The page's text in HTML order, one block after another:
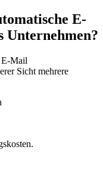
E-
E-Mail
Sicht mehrere